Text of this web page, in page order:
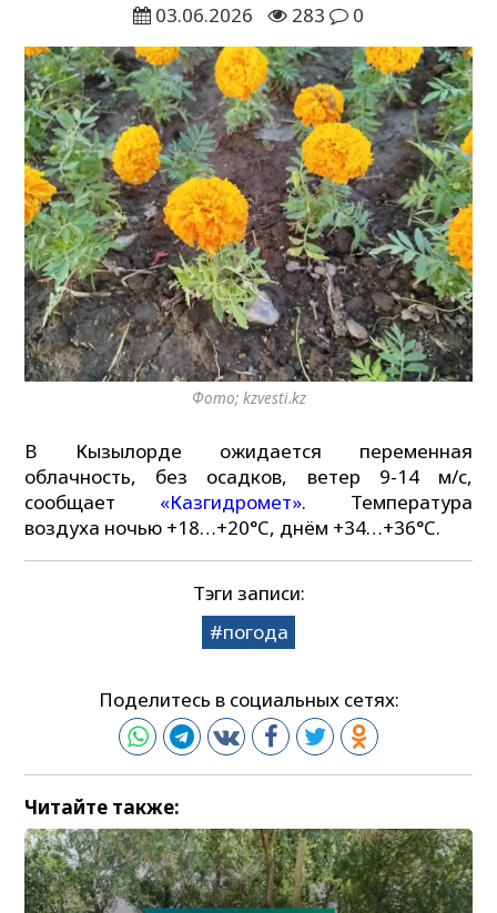
03.06.2026
283 0
Фото; kzvesti.kz
В Кызылорде ожидается переменная
облачность, без осадков, ветер 9-14 м/с,
сообщает «Казгидромет». Температура
воздуха ночью +18…+20°C, днём +34…+36°C.
Тэги записи:
погода
Поделитесь в социальных сетях:
Читайте также: